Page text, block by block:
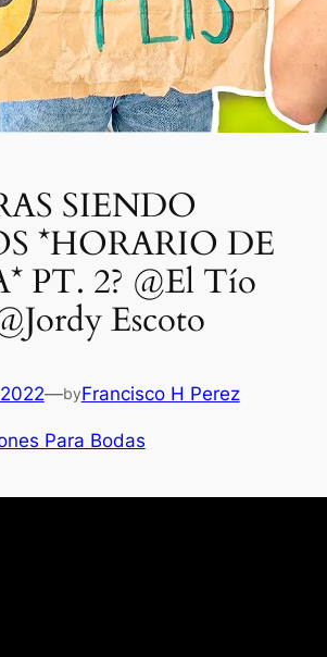
SIENDO
*HORARIO DE
PT. 2? @El Tío
Escoto
—byFrancisco H Perez
Para Bodas